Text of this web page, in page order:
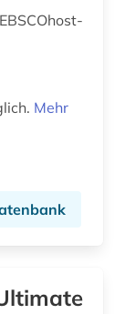
Mehr